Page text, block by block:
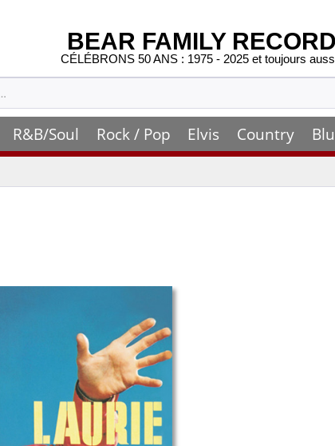
BEAR FAMILY
CÉLÉBRONS 50 ANS : 1975 - 2025 et toujours
R&B/Soul Rock / Pop Elvis Country